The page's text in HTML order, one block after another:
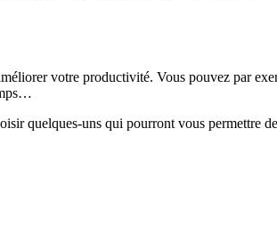
votre productivité. Vous pouvez par
quelques-uns qui pourront vous permettre